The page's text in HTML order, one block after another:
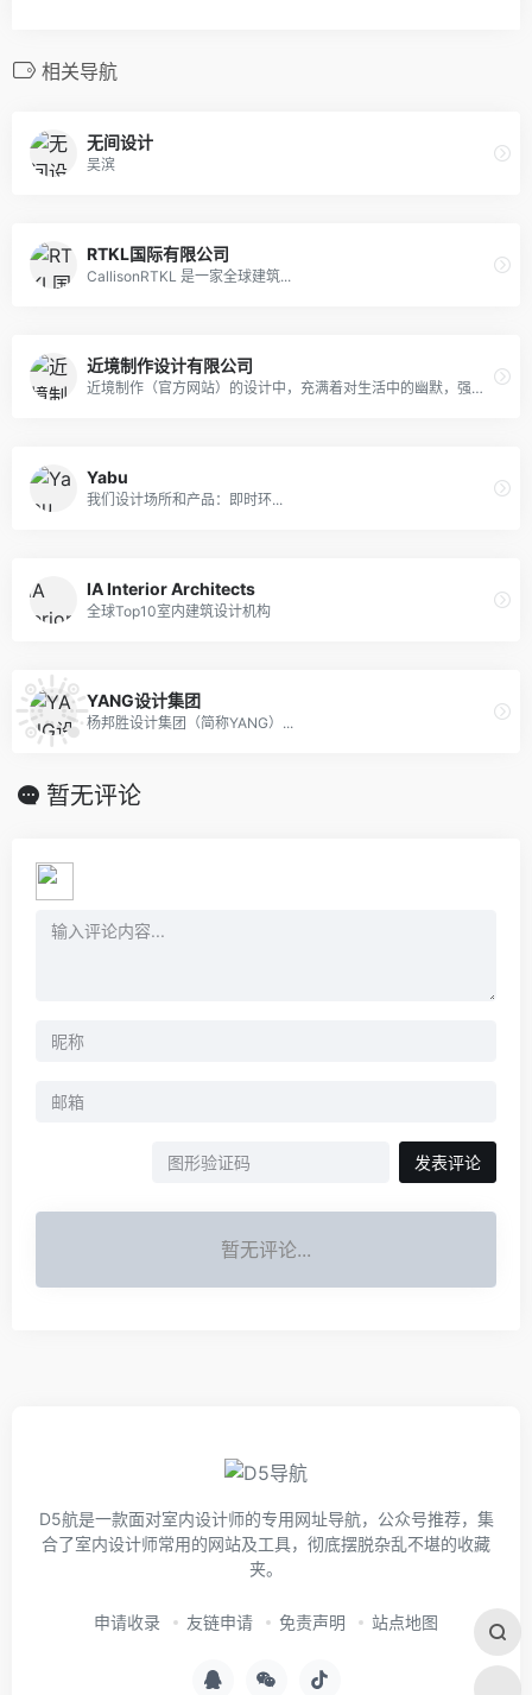
相关导航
无间设计
吴滨
RTKL国际有限公司
CallisonRTKL 是一家全球建筑...
近境制作设计有限公司
近境制作（官方网站）的设计中，充满着对生活中的幽默，强调自然、清晰的原始设计，代表了未来空间的发展方向，年轻、活力、亚洲，我们所做过最好的设计，那就是我们创造明天
Yabu
我们设计场所和产品：即时环...
IA Interior Architects
全球Top10室内建筑设计机构
YANG设计集团
杨邦胜设计集团（简称YANG）...
暂无评论
发表评论
暂无评论...
D5航是一款面对室内设计师的专用网址导航，公众号推荐，集
合了室内设计师常用的网站及工具，彻底摆脱杂乱不堪的收藏
夹。
申请收录 友链申请 免责声明 站点地图